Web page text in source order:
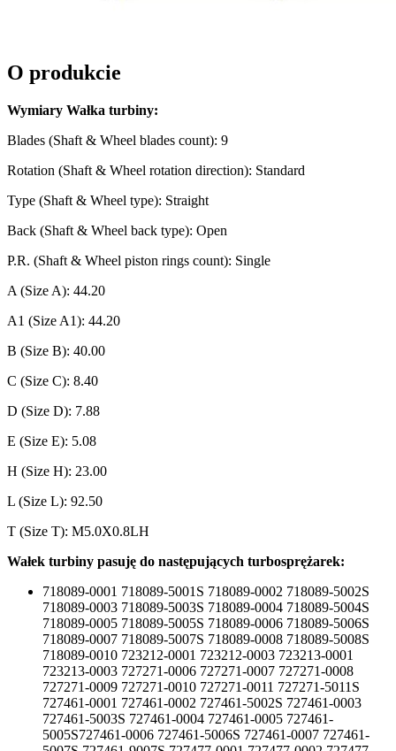
O produkcie
Wymiary Wałka turbiny:
Blades (Shaft & Wheel blades count): 9
Rotation (Shaft & Wheel rotation direction): Standard
Type (Shaft & Wheel type): Straight
Back (Shaft & Wheel back type): Open
P.R. (Shaft & Wheel piston rings count): Single
A (Size A): 44.20
A1 (Size A1): 44.20
B (Size B): 40.00
C (Size C): 8.40
D (Size D): 7.88
E (Size E): 5.08
H (Size H): 23.00
L (Size L): 92.50
T (Size T): M5.0X0.8LH
Wałek turbiny pasuję do następujących turbosprężarek:
718089-0001 718089-5001S 718089-0002 718089-5002S
718089-0003 718089-5003S 718089-0004 718089-5004S
718089-0005 718089-5005S 718089-0006 718089-5006S
718089-0007 718089-5007S 718089-0008 718089-5008S
718089-0010 723212-0001 723212-0003 723213-0001
723213-0003 727271-0006 727271-0007 727271-0008
727271-0009 727271-0010 727271-0011 727271-5011S
727461-0001 727461-0002 727461-5002S 727461-0003
727461-5003S 727461-0004 727461-0005 727461-
5005S727461-0006 727461-5006S 727461-0007 727461-